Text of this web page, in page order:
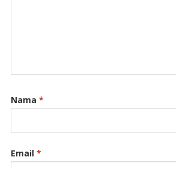
Nama *
Email *